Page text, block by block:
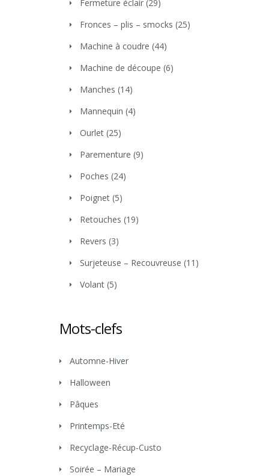
Fermeture éclair (29)
Fronces – plis – smocks (25)
Machine à coudre (44)
Machine de découpe (6)
Manches (14)
Mannequin (4)
Ourlet (25)
Parementure (9)
Poches (24)
Poignet (5)
Retouches (19)
Revers (3)
Surjeteuse – Recouvreuse (11)
Volant (5)
Mots-clefs
Automne-Hiver
Halloween
Pâques
Printemps-Eté
Recyclage-Récup-Custo
Soirée – Mariage